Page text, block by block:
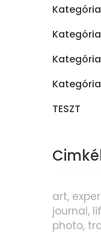
Kategória
TESZT
art
journal
photo